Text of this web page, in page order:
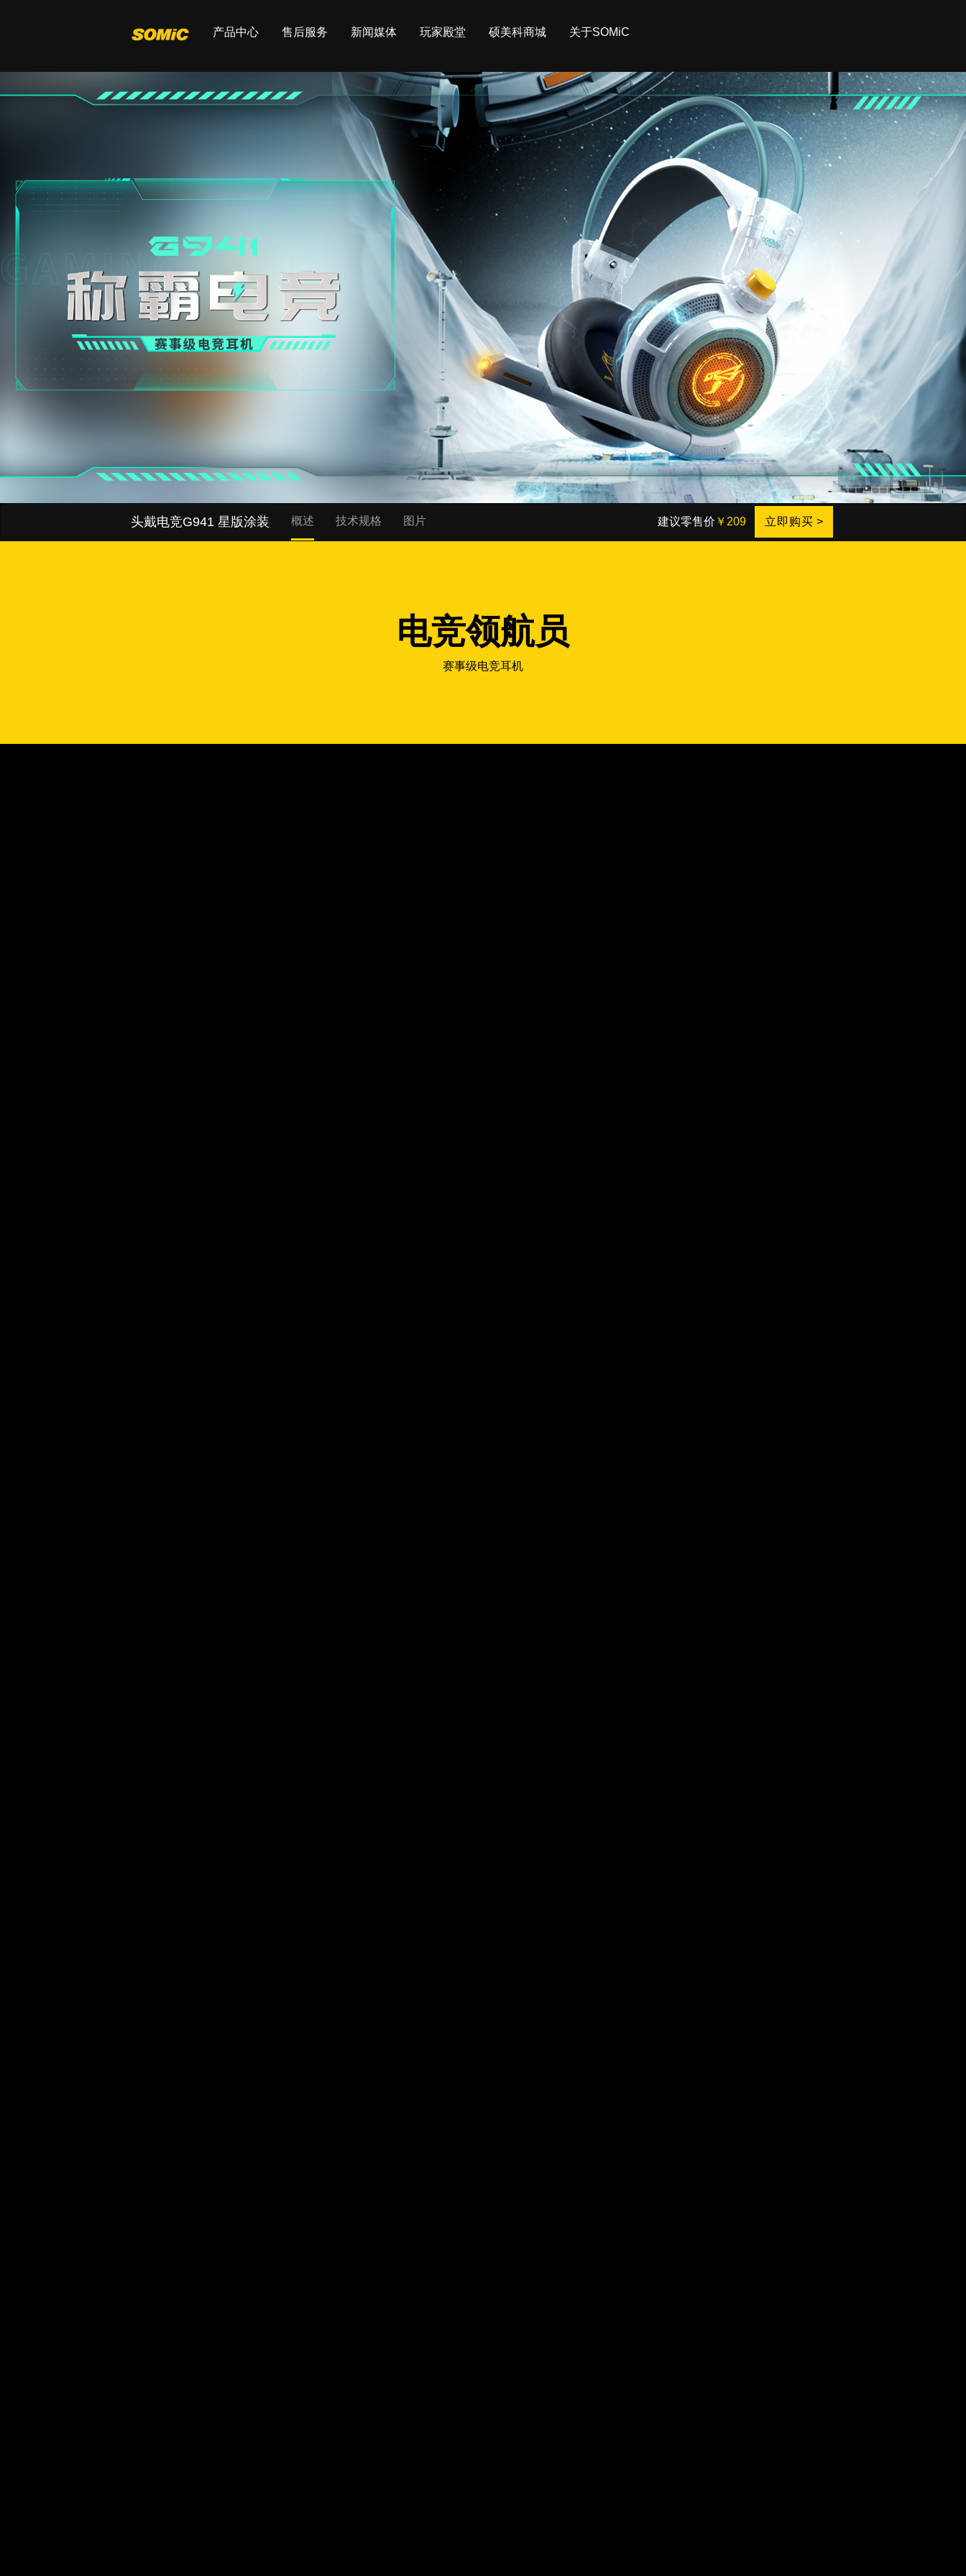
产品中心 售后服务 新闻媒体 玩家殿堂 硕美科商城 关于SOMiC
头戴电竞G941 星版涂装 概述 技术规格 图片 建议零售价 ￥209 立即购买
电竞领航员
赛事级电竞耳机